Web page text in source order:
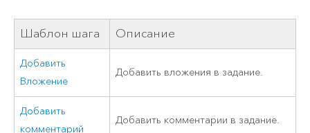
Шаблон шага Описание
Добавить
Вложение
Добавить вложения в задание.
Добавить
комментарий
Добавить комментарии в задание.